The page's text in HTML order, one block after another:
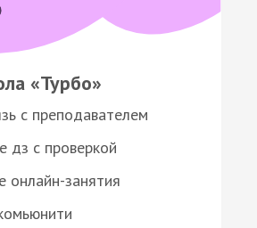
«Турбо»
с преподавателем
дз с проверкой
онлайн-занятия